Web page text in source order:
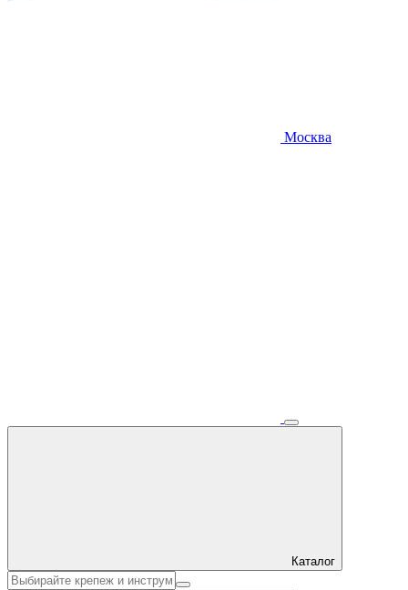
Москва
Каталог